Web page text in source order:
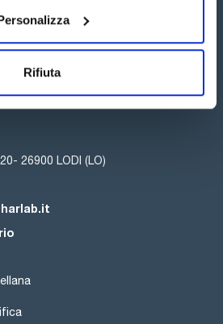
Rifiuta
Seguici:
26900 LODI (LO)